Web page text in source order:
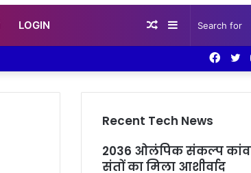
LOGIN Sidebar
Random
Recent Tech News
2036 ओलंपिक संकल्प कांवड़
संतों का मिला आशीर्वाद